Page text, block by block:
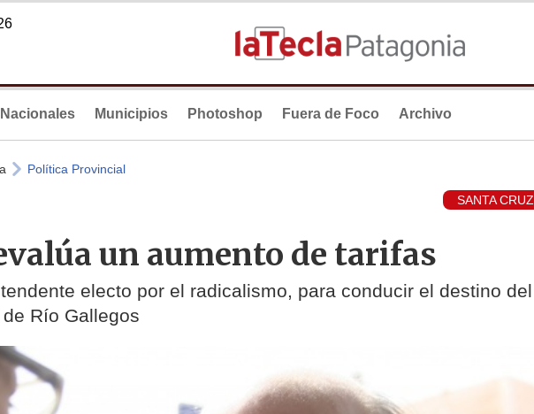
Nacionales Municipios Photoshop Fuera de Foco Archivo
Política Provincial
SANTA CRUZ
un aumento de tarifas
electo por el radicalismo, para conducir el destino del
Río Gallegos